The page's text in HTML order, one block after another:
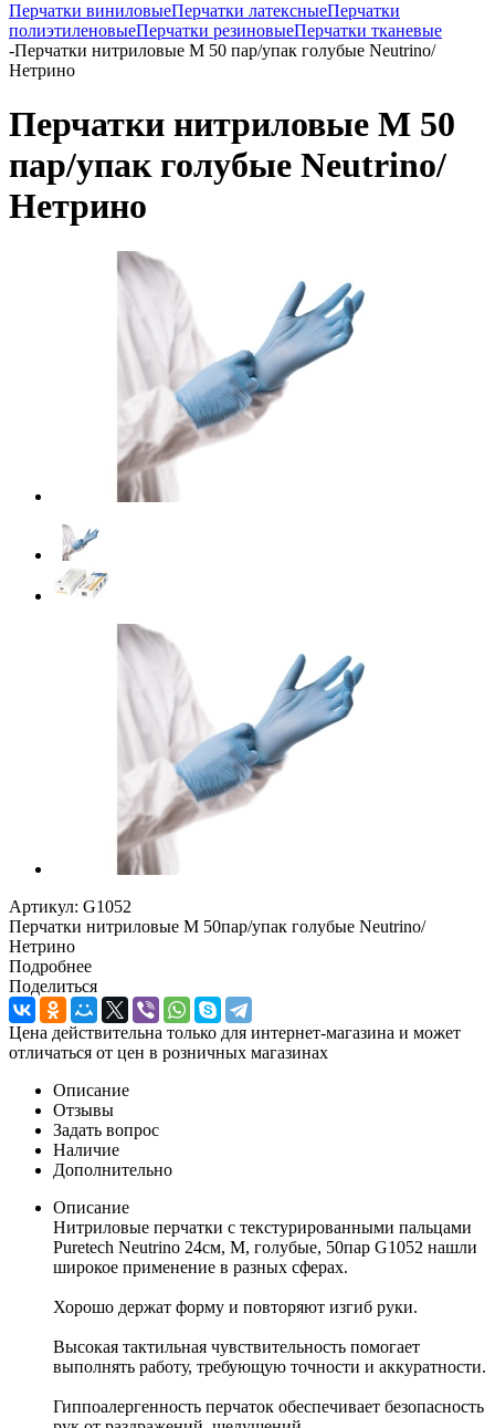
Перчатки виниловыеПерчатки латексныеПерчатки
полиэтиленовыеПерчатки резиновыеПерчатки тканевые
-Перчатки нитриловые M 50 пар/упак голубые Neutrino/
Нетрино
Перчатки нитриловые M 50
пар/упак голубые Neutrino/
Нетрино
Артикул: G1052
Перчатки нитриловые M 50пар/упак голубые Neutrino/
Нетрино
Подробнее
Поделиться
Цена действительна только для интернет-магазина и может
отличаться от цен в розничных магазинах
Описание
Отзывы
Задать вопрос
Наличие
Дополнительно
Описание
Нитриловые перчатки c текстурированными пальцами
Puretech Neutrino 24см, М, голубые, 50пар G1052 нашли
широкое применение в разных сферах.
Хорошо держат форму и повторяют изгиб руки.
Высокая тактильная чувствительность помогает
выполнять работу, требующую точности и аккуратности.
Гиппоалергенность перчаток обеспечивает безопасность